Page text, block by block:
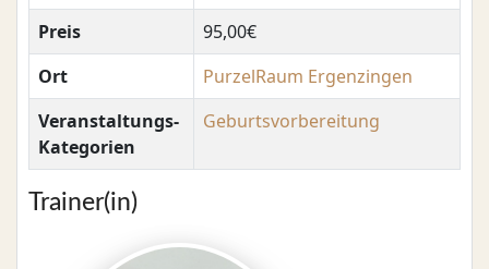
Preis
95,00€
Ort
PurzelRaum Ergenzingen
Veranstaltungs-
Kategorien
Geburtsvorbereitung
Trainer(in)